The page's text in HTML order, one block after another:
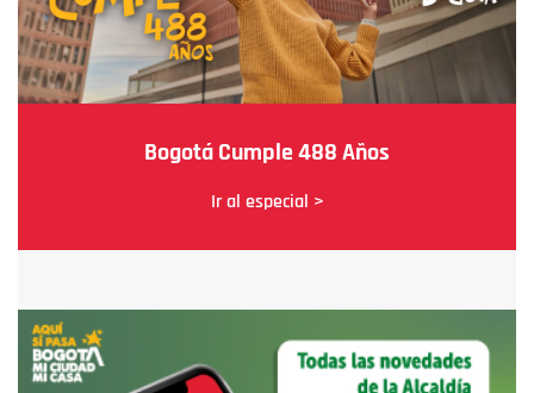
Bogotá Cumple 488 Años
Ir al especial >